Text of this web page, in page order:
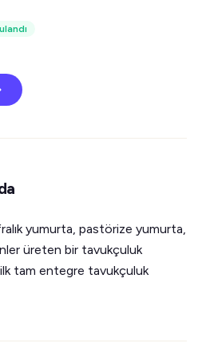
yumurta, pastörize yumurta,
üreten bir tavukçuluk
ilk tam entegre tavukçuluk